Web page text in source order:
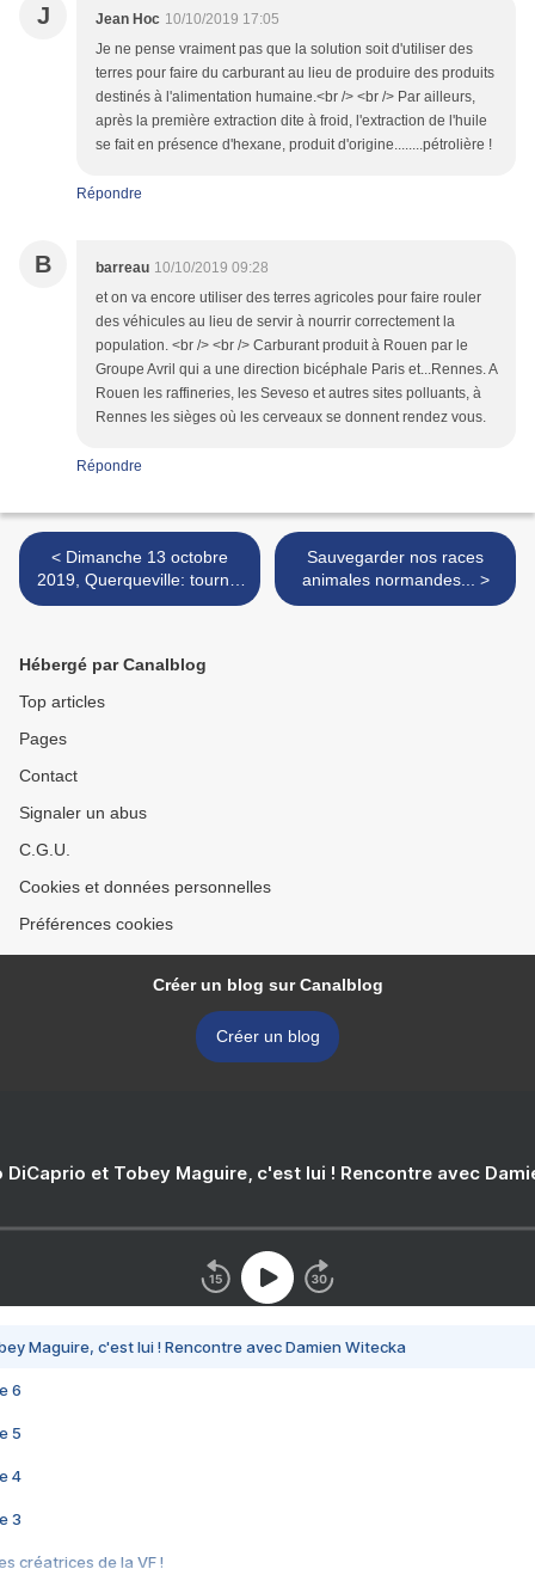
J Jean Hoc 10/10/2019 17:05
Je ne pense vraiment pas que la solution soit d'utiliser des
terres pour faire du carburant au lieu de produire des produits
destinés à l'alimentation humaine.<br /> <br /> Par ailleurs,
après la première extraction dite à froid, l'extraction de l'huile
se fait en présence d'hexane, produit d'origine........pétrolière !
Répondre
B barreau 10/10/2019 09:28
et on va encore utiliser des terres agricoles pour faire rouler
des véhicules au lieu de servir à nourrir correctement la
population. <br /> <br /> Carburant produit à Rouen par le
Groupe Avril qui a une direction bicéphale Paris et...Rennes. A
Rouen les raffineries, les Seveso et autres sites polluants, à
Rennes les sièges où les cerveaux se donnent rendez vous.
Répondre
< Dimanche 13 octobre
2019, Querqueville: tournoi
de choule-crosse
Sauvegarder nos races
animales normandes... >
Hébergé par Canalblog
Top articles
Pages
Contact
Signaler un abus
C.G.U.
Cookies et données personnelles
Préférences cookies
Créer un blog sur Canalblog
Créer un blog
DiCaprio et Tobey Maguire, c'est lui ! Rencontre avec
Maguire, c'est lui ! Rencontre avec Damien Witecka
6
5
4
3
créatrices de la VF !